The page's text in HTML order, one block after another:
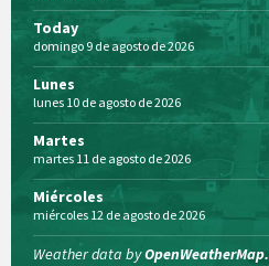
Today
domingo 9 de agosto de 2026
Lunes
lunes 10 de agosto de 2026
Martes
martes 11 de agosto de 2026
Miércoles
miércoles 12 de agosto de 2026
Weather data by